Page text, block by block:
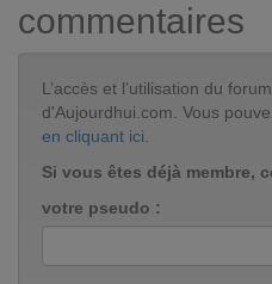
commentaires
L’accès et l’utilisation du
d'Aujourdhui.com. Vous
en cliquant ici.
Si vous êtes déjà membre,
votre pseudo :